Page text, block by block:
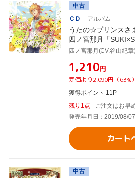
中古
ＣＤ
アルバム
うたの☆プリンスさ
四ノ宮那月「
四ノ宮那月(CV.谷山紀章)
¥1,210円
定価より2,090円（63%
獲得ポイント 11P
残り1点
ご注文はお早
発売年月日：2019/08/07
カート
中古